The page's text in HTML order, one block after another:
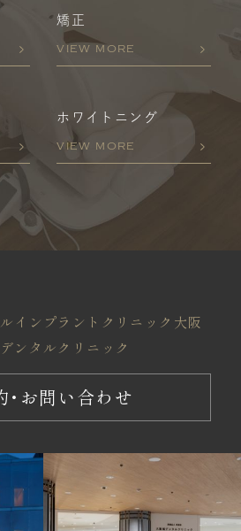
矯正
VIEW MORE
ホワイトニング
VIEW MORE
インプラントクリニック大阪
ンタルクリニック
・お問い合わせ